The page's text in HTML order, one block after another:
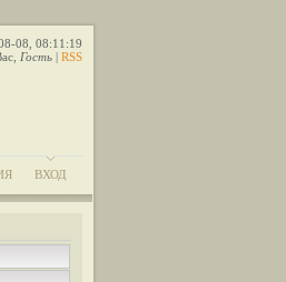
08, 08:11:19
Гость | RSS
ВХОД